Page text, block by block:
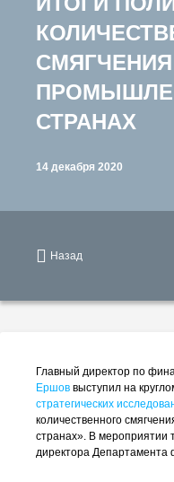
СТРАНАХ
14 декабря 2020
Назад
Главный директор по
Ершов выступил на
стратегических
количественного
странах». В мероприятии
директора Департамента